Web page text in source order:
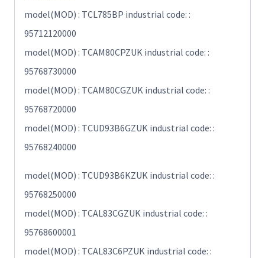
model(MOD) : TCL785BP industrial code: :
95712120000
model(MOD) : TCAM80CPZUK industrial code: :
95768730000
model(MOD) : TCAM80CGZUK industrial code: :
95768720000
model(MOD) : TCUD93B6GZUK industrial code: :
95768240000
model(MOD) : TCUD93B6KZUK industrial code: :
95768250000
model(MOD) : TCAL83CGZUK industrial code: :
95768600001
model(MOD) : TCAL83C6PZUK industrial code: :